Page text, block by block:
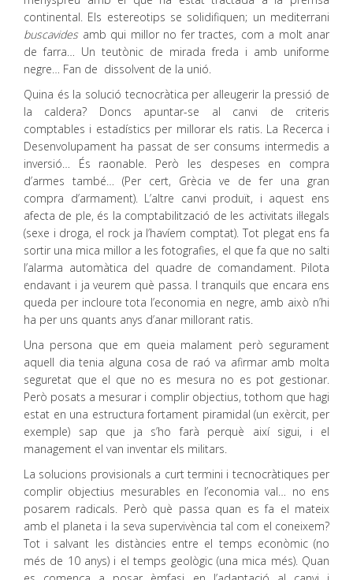
continental. Els estereotips se solidifiquen; un mediterrani
buscavidesamb qui millor no fer tractes, com a molt anar
de farra… Un teutònic de mirada freda i amb uniforme
negre… Fan de dissolvent de la unió.
Quina és la solució tecnocràtica per alleugerir la pressió de
la caldera? Doncs apuntar-se al canvi de criteris
comptables i estadístics per millorar els ratis. La Recerca i
Desenvolupament ha passat de ser consums intermedis a
inversió… És raonable. Però les despeses en compra
d’armes també… (Per cert, Grècia ve de fer una gran
compra d’armament). L’altre canvi produït, i aquest ens
afecta de ple, és la comptabilització de les activitats il·legals
(sexe i droga, el rock ja l’havíem comptat). Tot plegat ens fa
sortir una mica millor a les fotografies, el que fa que no salti
l’alarma automàtica del quadre de comandament. Pilota
endavant i ja veurem què passa. I tranquils que encara ens
queda per incloure tota l’economia en negre, amb això n’hi
ha per uns quants anys d’anar millorant ratis.
Una persona que em queia malament però segurament
aquell dia tenia alguna cosa de raó va afirmar amb molta
seguretat que el que no es mesura no es pot gestionar.
Però posats a mesurar i complir objectius, tothom que hagi
estat en una estructura fortament piramidal (un exèrcit, per
exemple) sap que ja s’ho farà perquè així sigui, i el
management el van inventar els militars.
La solucions provisionals a curt termini i tecnocràtiques per
complir objectius mesurables en l’economia val… no ens
posarem radicals. Però què passa quan es fa el mateix
amb el planeta i la seva supervivència tal com el coneixem?
Tot i salvant les distàncies entre el temps econòmic (no
més de 10 anys) i el temps geològic (una mica més). Quan